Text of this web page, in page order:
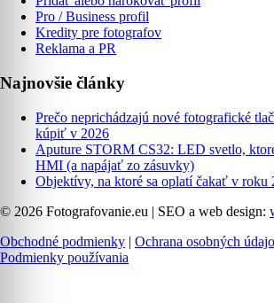
Pro / Business profil
Kredity pre fotografov
Reklama a PR
Najnovšie články
Prečo neprichádzajú nové fotografické
kúpiť v 2026
Aputure STORM CS32: LED svetlo,
HMI (a napájať zo zásuvky)
Objektívy, na ktoré sa oplatí čakať v roku
© 2026 Fotografovanie.eu | SEO a web design:
Obchodné podmienky | Ochrana osobných
Podmienky používania